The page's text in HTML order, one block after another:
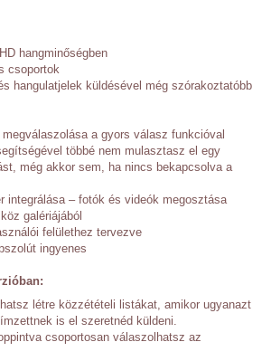
hangminőségben
csoportok
hangulatjelek küldésével még szórakoztatóbb
a gyors válasz funkcióval
többé nem mulasztasz el egy
még akkor sem, ha nincs bekapcsolva a
integrálása – fotók és videók megosztása
galériájából
felülethez tervezve
ingyenes
létre közzétételi listákat, amikor ugyanazt
is el szeretnéd küldeni.
csoportosan válaszolhatsz az